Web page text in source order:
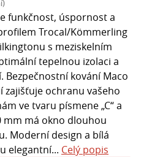
funkčnost, úspornost a
Trocal/Kömmerling
s meziskelním
tepelnou izolaci a
Bezpečnostní kování Maco
zajišťuje ochranu vašeho
ve tvaru písmene „C“ a
má okno dlouhou
Moderní design a bílá
elegantní... Celý popis